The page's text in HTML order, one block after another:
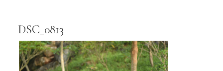
DSC_0813